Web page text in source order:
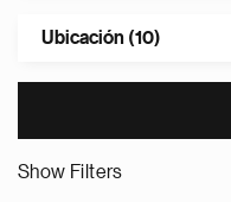
Ubicación (10)
Show Filters